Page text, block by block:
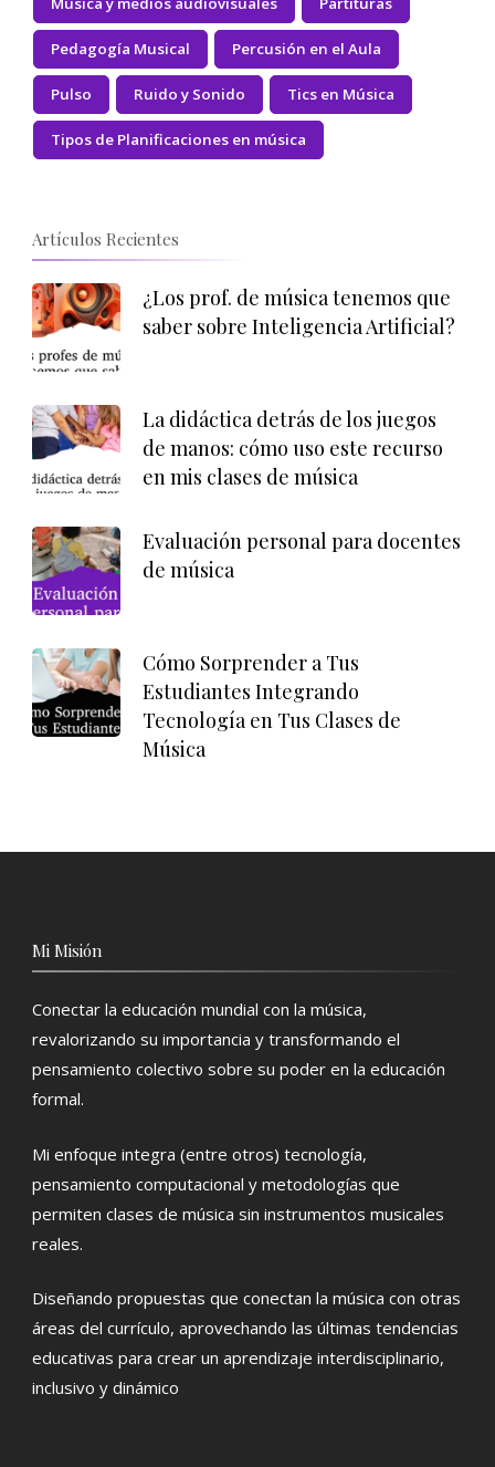
Pedagogía Musical Percusión en el Aula
Pulso Ruido y Sonido Tics en Música
Tipos de Planificaciones en música
Artículos Recientes
¿Los prof. de música tenemos que
saber sobre Inteligencia Artificial?
La didáctica detrás de los juegos
de manos: cómo uso este recurso
en mis clases de música
Evaluación personal para docentes
de música
Cómo Sorprender a Tus
Estudiantes Integrando
Tecnología en Tus Clases de
Música
Mi Misión
Conectar la educación mundial con la música,
revalorizando su importancia y transformando el
pensamiento colectivo sobre su poder en la educación
formal.
Mi enfoque integra (entre otros) tecnología,
pensamiento computacional y metodologías que
permiten clases de música sin instrumentos musicales
reales.
Diseñando propuestas que conectan la música con otras
áreas del currículo, aprovechando las últimas tendencias
educativas para crear un aprendizaje interdisciplinario,
inclusivo y dinámico